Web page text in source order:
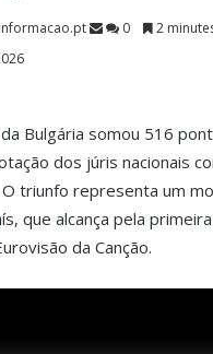
0
2
da Bulgária somou 516
dos júris nacionais
triunfo representa um
que alcança pela
da Canção.